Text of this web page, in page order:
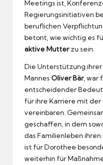
Meetings ist,
Regierungsinitiativen
beruflichen
betont, wie wichtig es
aktive Mutterzu sein.
Die Unterstützung ihrer
Mannes Oliver Bär, war
entscheidender
für ihre Karriere mit der
vereinbaren.
geschaffen, in dem
das Familienleben
ist für Dorothee
weiterhin für